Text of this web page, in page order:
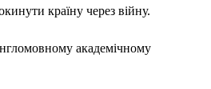
країну через війну.
академічному